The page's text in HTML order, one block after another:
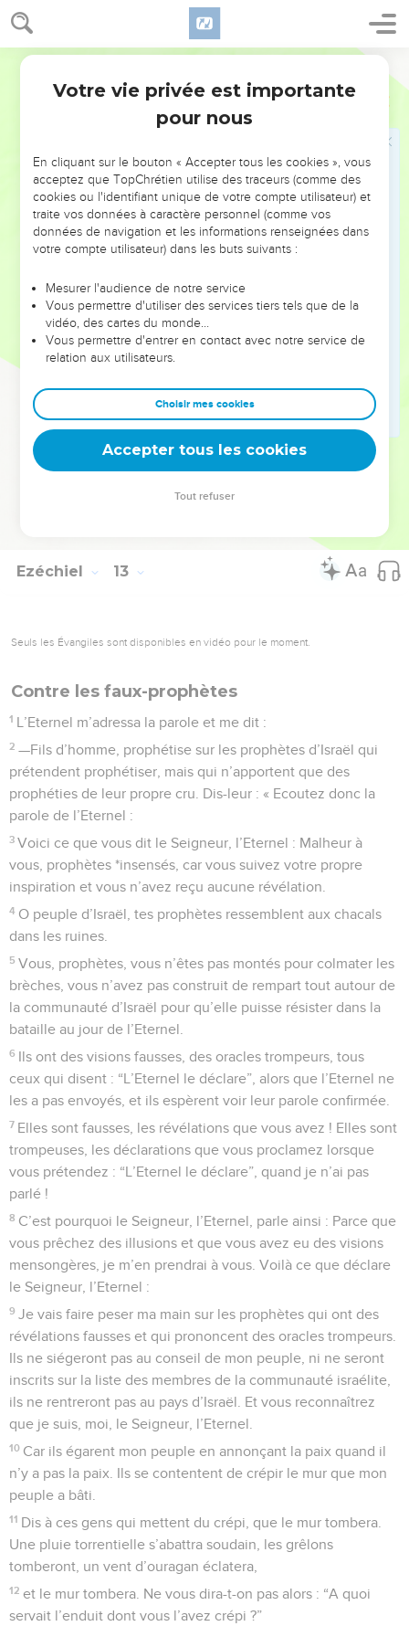
Ezéchiel 12
C’est pourquoi dis-leur donc : « Voici comment vous parle
le Seigneur, l’Eternel : Je ferai taire ce dicton et il n’aura plus
jamais cours en Israël. » Dis-leur donc : « Au contraire, voici :
Car il n’y aura plus de vision mensongère, de prédiction
trompeuse, au milieu d’Israël.
s’accomplira sans être encore différé. C’est de votre vivant,
communauté rebelle, que je prononcerai cette parole, et que
je l’accomplirai. C’est là ce que déclare le Seigneur,
l’Eternel. »
—Fils d’homme, la communauté d’Israël déclare à ton
sujet : « La vision de cet homme concerne des jours très
lointains, et ce qu’il prophétise est pour beaucoup plus
tard. »
C’est pourquoi dis-leur donc : « Voici ce que déclare le
Seigneur, l’Eternel : Aucune des paroles que, moi, j’ai
prononcées ne tardera à s’accomplir. C’est là ce que déclare
le Seigneur, l’Eternel. »
La Bible Du Semeur Copyright © 1992, 1999 by Biblica, Inc.® Used by permission.
Ezéchiel 13
Seuls les Évangiles sont disponibles en vidéo pour le moment.
Contre les faux-prophètes
1 L’Eternel m’adressa la parole et me dit :
2 —Fils d’homme, prophétise sur les prophètes d’Israël qui
prétendent prophétiser, mais qui n’apportent que des
prophéties de leur propre cru. Dis-leur : « Ecoutez donc la
parole de l’Eternel :
3 Voici ce que vous dit le Seigneur, l’Eternel : Malheur à
vous, prophètes *insensés, car vous suivez votre propre
inspiration et vous n’avez reçu aucune révélation.
4 O peuple d’Israël, tes prophètes ressemblent aux chacals
dans les ruines.
5 Vous, prophètes, vous n’êtes pas montés pour colmater les
brèches, vous n’avez pas construit de rempart tout autour de
la communauté d’Israël pour qu’elle puisse résister dans la
bataille au jour de l’Eternel.
6 Ils ont des visions fausses, des oracles trompeurs, tous
ceux qui disent : “L’Eternel le déclare”, alors que l’Eternel ne
les a pas envoyés, et ils espèrent voir leur parole confirmée.
7 Elles sont fausses, les révélations que vous avez ! Elles sont
trompeuses, les déclarations que vous proclamez lorsque
vous prétendez : “L’Eternel le déclare”, quand je n’ai pas
parlé !
8 C’est pourquoi le Seigneur, l’Eternel, parle ainsi : Parce que
vous prêchez des illusions et que vous avez eu des visions
mensongères, je m’en prendrai à vous. Voilà ce que déclare
le Seigneur, l’Eternel :
9 Je vais faire peser ma main sur les prophètes qui ont des
révélations fausses et qui prononcent des oracles trompeurs.
Ils ne siégeront pas au conseil de mon peuple, ni ne seront
inscrits sur la liste des membres de la communauté israélite,
ils ne rentreront pas au pays d’Israël. Et vous reconnaîtrez
que je suis, moi, le Seigneur, l’Eternel.
10 Car ils égarent mon peuple en annonçant la paix quand il
n’y a pas la paix. Ils se contentent de crépir le mur que mon
peuple a bâti.
11 Dis à ces gens qui mettent du crépi, que le mur tombera.
Une pluie torrentielle s’abattra soudain, les grêlons
tomberont, un vent d’ouragan éclatera,
12 et le mur tombera. Ne vous dira-t-on pas alors : “A quoi
servait l’enduit dont vous l’avez crépi ?”
Votre vie privée est importante
pour nous
En cliquant sur le bouton « Accepter tous les cookies », vous
acceptez que TopChrétien utilise des traceurs (comme des
cookies ou l'identifiant unique de votre compte utilisateur) et
traite vos données à caractère personnel (comme vos
données de navigation et les informations renseignées dans
votre compte utilisateur) dans les buts suivants :
Mesurer l'audience de notre service
Vous permettre d'utiliser des services tiers tels que de la
vidéo, des cartes du monde…
Vous permettre d'entrer en contact avec notre service de
relation aux utilisateurs.
Choisir mes cookies
Accepter tous les cookies
Tout refuser